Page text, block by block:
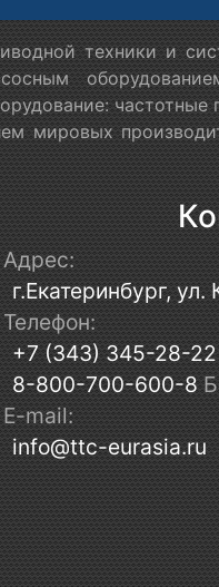
техники и
частотные
мировых
Адрес:
г.Екатеринбург,
Телефон:
+7 (343) 345-28-22
8-800-700-600-8
E-mail:
info@ttc-eurasia.ru